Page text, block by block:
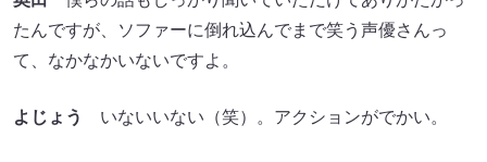
たんですが、ソファーに倒れ込んでまで笑う声優さんっ
て、なかなかいないですよ。
よじょう いないいない（笑）。アクションがでかい。